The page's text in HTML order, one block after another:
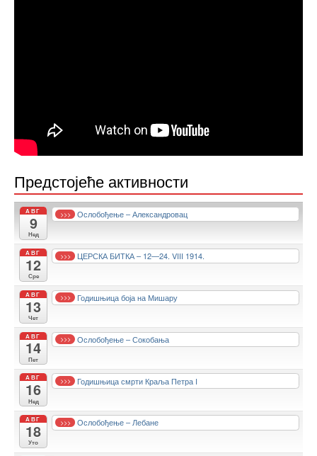
Предстојеће активности
АВГ
9
Нед
>>> Ослобођење – Александровац
АВГ
12
Сре
>>> ЦЕРСКА БИТКА – 12—24. VIII 1914.
АВГ
13
Чет
>>> Годишњица боја на Мишару
АВГ
14
Пет
>>> Ослобођење – Сокобања
АВГ
16
Нед
>>> Годишњица смрти Краља Петра I
АВГ
18
Уто
>>> Ослобођење – Лебане